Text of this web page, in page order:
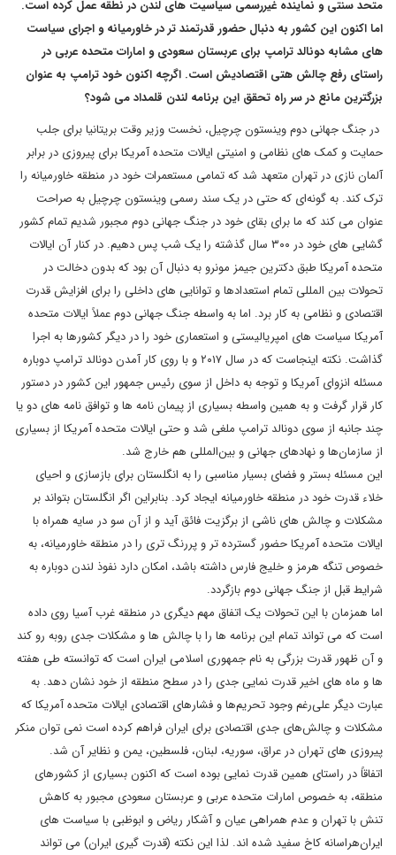
متحد سنتی و نماینده غیررسمی سیاسیت های لندن در نطقه عمل کرده است.
اما اکنون این کشور به دنبال حضور قدرتمند تر در خاورمیانه و اجرای سیاست
های مشابه دونالد ترامپ برای عربستان سعودی و امارات متحده عربی در
راستای رفع چالش هتی اقتصادیش است. اگرچه اکنون خود ترامپ به عنوان
بزرگترین مانع در سر راه تحقق این برنامه لندن قلمداد می شود؟
در جنگ جهانی دوم وینستون چرچیل، نخست وزیر وقت بریتانیا برای جلب
حمایت و کمک های نظامی و امنیتی ایالات متحده آمریکا برای پیروزی در برابر
آلمان نازی در تهران متعهد شد که تمامی مستعمرات خود در منطقه خاورمیانه را
ترک کند. به گونه‌ای که حتی در یک سند رسمی وینستون چرچیل به صراحت
عنوان می کند که ما برای بقای خود در جنگ جهانی دوم مجبور شدیم تمام کشور
گشایی های خود در ۳۰۰ سال گذشته را یک شب پس دهیم. در کنار آن ایالات
متحده آمریکا طبق دکترین جیمز مونرو به دنبال آن بود که بدون دخالت در
تحولات بین المللی تمام استعدادها و توانایی های داخلی را برای افزایش قدرت
اقتصادی و نظامی به کار برد. اما به واسطه جنگ جهانی دوم عملاً ایالات متحده
آمریکا سیاست های امپریالیستی و استعماری خود را در دیگر کشورها به اجرا
گذاشت. نکته اینجاست که در سال ۲۰۱۷ و با روی کار آمدن دونالد ترامپ دوباره
مسئله انزوای آمریکا و توجه به داخل از سوی رئیس جمهور این کشور در دستور
کار قرار گرفت و به همین واسطه بسیاری از پیمان نامه ها و توافق نامه های دو یا
چند جانبه از سوی دونالد ترامپ ملغی شد و حتی ایالات متحده آمریکا از بسیاری
از سازمان‌ها و نهادهای جهانی و بین‌المللی هم خارج شد.
این مسئله بستر و فضای بسیار مناسبی را به انگلستان برای بازسازی و احیای
خلاء قدرت خود در منطقه خاورمیانه ایجاد کرد. بنابراین اگر انگلستان بتواند بر
مشکلات و چالش های ناشی از برگزیت فائق آید و از آن سو در سایه همراه با
ایالات متحده آمریکا حضور گسترده تر و پررنگ تری را در منطقه خاورمیانه، به
خصوص تنگه هرمز و خلیج فارس داشته باشد، امکان دارد نفوذ لندن دوباره به
شرایط قبل از جنگ جهانی دوم بازگردد.
اما همزمان با این تحولات یک اتفاق مهم دیگری در منطقه غرب آسیا روی داده
است که می تواند تمام این برنامه ها را با چالش ها و مشکلات جدی روبه رو کند
و آن ظهور قدرت بزرگی به نام جمهوری اسلامی ایران است که توانسته طی هفته
ها و ماه های اخیر قدرت نمایی جدی را در سطح منطقه از خود نشان دهد. به
عبارت دیگر علی‌رغم وجود تحریم‌ها و فشارهای اقتصادی ایالات متحده آمریکا که
مشکلات و چالش‌های جدی اقتصادی برای ایران فراهم کرده است نمی توان منکر
پیروزی های تهران در عراق، سوریه، لبنان، فلسطین، یمن و نظایر آن شد.
اتفاقاً در راستای همین قدرت نمایی بوده است که اکنون بسیاری از کشورهای
منطقه، به خصوص امارات متحده عربی و عربستان سعودی مجبور به کاهش
تنش با تهران و عدم همراهی عیان و آشکار ریاض و ابوظبی با سیاست های
ایران‌هراسانه کاخ سفید شده اند. لذا این نکته (قدرت گیری ایران) می تواند